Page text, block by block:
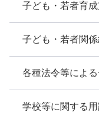
子ども・若者育
子ども・若者関
各種法令等によ
学校等に関する